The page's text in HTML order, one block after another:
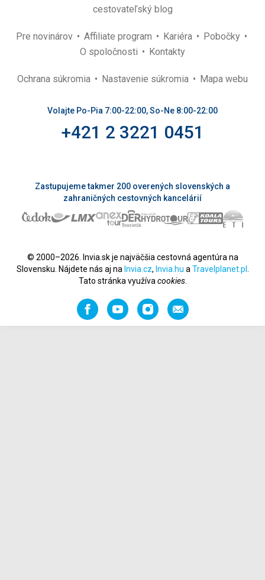
cestovateľský blog
Pre novinárov Affiliate program Kariéra
Pobočky
O spoločnosti
Kontakty
Ochrana súkromia Nastavenie súkromia Mapa webu
Volajte Po-Pia 7:00-22:00, So-Ne 8:00-22:00
+421 2 3221 0451
Zastupujeme takmer 200 overených slovenských a
zahraničných cestovných kancelárií
© 2000–2026. Invia.sk je najväčšia cestovná agentúra na
Slovensku. Nájdete nás aj na Invia.cz, Invia.hu a Travelplanet.pl
Tato stránka využíva cookies.
FacebookYouTubeInstagramOdporučiť